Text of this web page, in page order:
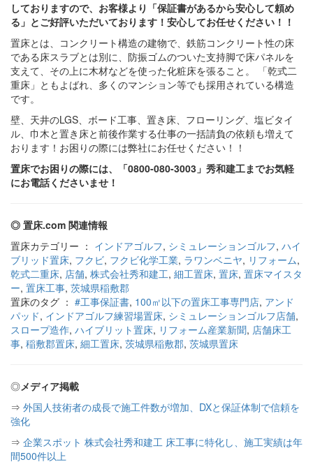
しておりますので、お客様より「保証書があるから安心して頼め
る」とご好評いただいております！安心してお任せください！！
置床とは、コンクリート構造の建物で、鉄筋コンクリート性の床
である床スラブとは別に、防振ゴムのついた支持脚で床パネルを
支えて、その上に木材などを使った化粧床を張ること。 「乾式二
重床」ともよばれ、多くのマンション等でも採用されている構造
です。
壁、天井のLGS、ボード工事、置き床、フローリング、塩ビタイ
ル、巾木と置き床と前後作業する仕事の一括請負の依頼も増えて
おります！お困りの際には弊社にお任せください！！
置床でお困りの際には、「0800-080-3003」秀和建工までお気軽
にお電話くださいませ！
◎ 置床.com 関連情報
置床カテゴリー ： インドアゴルフ, シミュレーションゴルフ, ハイ
ブリッド置床, フクビ, フクビ化学工業, ラワンベニヤ, リフォーム,
乾式二重床, 店舗, 株式会社秀和建工, 細工置床, 置床, 置床マイスタ
ー, 置床工事, 茨城県稲敷郡
置床のタグ ： #工事保証書, 100㎡以下の置床工事専門店, アンド
パッド, インドアゴルフ練習場置床, シミュレーションゴルフ店舗,
スロープ造作, ハイブリット置床, リフォーム産業新聞, 店舗床工
事, 稲敷郡置床, 細工置床, 茨城県稲敷郡, 茨城県置床
◎メディア掲載
⇒ 外国人技術者の成長で施工件数が増加、DXと保証体制で信頼を
強化
⇒ 企業スポット 株式会社秀和建工 床工事に特化し、施工実績は年
間500件以上